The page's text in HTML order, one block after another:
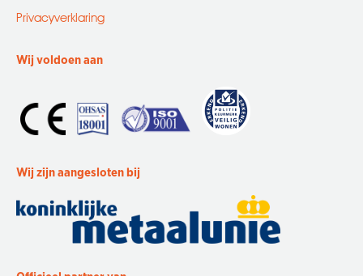
Privacyverklaring
Wij voldoen aan
Wij zijn aangesloten bij